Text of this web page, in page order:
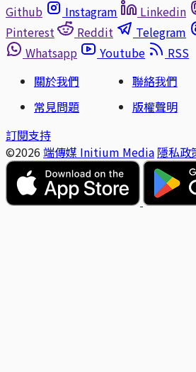
Github
Instagram Linkedin
Pinterest
Reddit Telegram
Whatsapp
Youtube
RSS
關於我們
聯絡我們
常見問題
版權聲明
訂閱支持
©2026 端傳媒 Initium Media 隱私政